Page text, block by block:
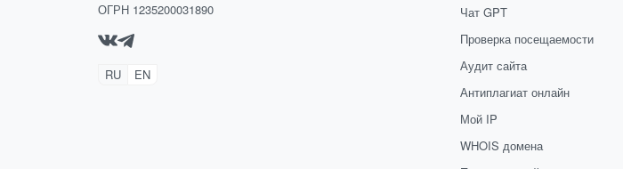
ОГРН 1235200031890
RU EN
Чат GPT
Проверка посещаемости
Аудит сайта
Антиплагиат онлайн
Мой IP
WHOIS домена